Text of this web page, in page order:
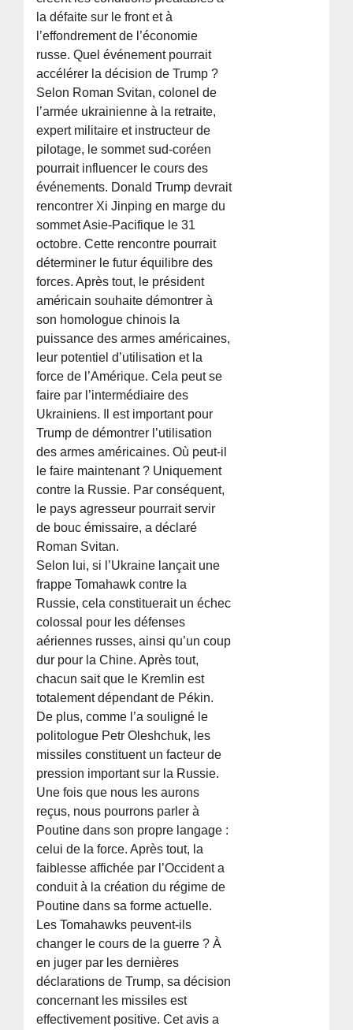
la défaite sur le front et à
l’effondrement de l’économie
russe. Quel événement pourrait
accélérer la décision de Trump ?
Selon Roman Svitan, colonel de
l’armée ukrainienne à la retraite,
expert militaire et instructeur de
pilotage, le sommet sud-coréen
pourrait influencer le cours des
événements. Donald Trump devrait
rencontrer Xi Jinping en marge du
sommet Asie-Pacifique le 31
octobre. Cette rencontre pourrait
déterminer le futur équilibre des
forces. Après tout, le président
américain souhaite démontrer à
son homologue chinois la
puissance des armes américaines,
leur potentiel d’utilisation et la
force de l’Amérique. Cela peut se
faire par l’intermédiaire des
Ukrainiens. Il est important pour
Trump de démontrer l’utilisation
des armes américaines. Où peut-il
le faire maintenant ? Uniquement
contre la Russie. Par conséquent,
le pays agresseur pourrait servir
de bouc émissaire, a déclaré
Roman Svitan.
Selon lui, si l’Ukraine lançait une
frappe Tomahawk contre la
Russie, cela constituerait un échec
colossal pour les défenses
aériennes russes, ainsi qu’un coup
dur pour la Chine. Après tout,
chacun sait que le Kremlin est
totalement dépendant de Pékin.
De plus, comme l’a souligné le
politologue Petr Oleshchuk, les
missiles constituent un facteur de
pression important sur la Russie.
Une fois que nous les aurons
reçus, nous pourrons parler à
Poutine dans son propre langage :
celui de la force. Après tout, la
faiblesse affichée par l’Occident a
conduit à la création du régime de
Poutine dans sa forme actuelle.
Les Tomahawks peuvent-ils
changer le cours de la guerre ? À
en juger par les dernières
déclarations de Trump, sa décision
concernant les missiles est
effectivement positive. Cet avis a